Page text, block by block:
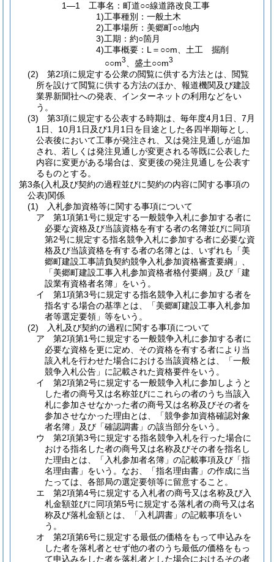
1―1 工事名：町道○○線道路改良工事
1)工事種別：一般土木
2)工事場所：美郷町○○地内
3)工期：約○箇月
4)工事概要：L＝○○m、土工 掘削
○○m3 、盛土○○m3
(2) 第2項に規定する公衆の閲覧に供する方法とは、閲覧
所を設けて閲覧に供する方法のほか、報道機関及び建設
業界新聞社への発表、インターネットの利用などをい
う。
(3) 第3項に規定する公表する時期は、毎年度4月1日、7月
1日、10月1日及び1月1日を目途とした各四半期毎とし、
公表後において工事が発注され、又は発注見通しが追加
され、若しくは発注見通しが変更される等既に公表した
内容に変更がある場合は、変更後の発注見通しを公表す
るものとする。
第3条(入札及び契約の過程並びに契約の内容に関する事項の
公表)関係
(1) 入札参加資格等に関する事項について
ア 第1項第1号に規定する一般競争入札に参加する者に
必要な資格及び当該資格を有する者の名簿並びに同項
第2号に規定する指名競争入札に参加する者に必要な資
格及び当該資格を有する者の名簿とは、いずれも「美
郷町建設工事請負契約競争入札参加資格審査要綱」、
「美郷町建設工事入札参加資格者格付要綱」及び「建
設業有資格者名簿」をいう。
イ 第1項第3号に規定する指名競争入札に参加する者を
指名する場合の基準とは、「美郷町建設工事入札参加
者等選定要領」等をいう。
(2) 入札及び契約の過程に関する事項について
ア 第2項第1号に規定する一般競争入札に参加する者に
必要な資格を更に定め、その資格を有する者により当
該入札を行わせた場合における当該資格とは、「一般
競争入札公告」に記載された資格要件をいう。
イ 第2項第2号に規定する一般競争入札に参加しようと
した者の商号又は名称並びにこれらの者のうち当該入
札に参加させなかった者の商号又は名称及びその者を
参加させなかった理由とは、「競争参加資格確認対象
者名簿」及び「確認調書」の該当部分をいう。
ウ 第2項第3号に規定する指名競争入札を行った場合に
おける指名した者の商号又は名称及びその者を指名し
た理由とは、「入札参加者名簿」の記載事項及び「指
名理由書」をいう。なお、「指名理由書」の作成に当
たっては、各部局の選定要領等に留意すること。
エ 第2項第4号に規定する入札者の商号又は名称及び入
札金額並びに同項第5号に規定する落札者の商号又は名
称及び落札金額とは、「入札調書」の記載事項をい
う。
オ 第2項第6号に規定する最低の価格をもって申込みを
した者を落札者とせず他の者のうち最低の価格をもっ
て申込みをした者を落札者とした場合におけるその者